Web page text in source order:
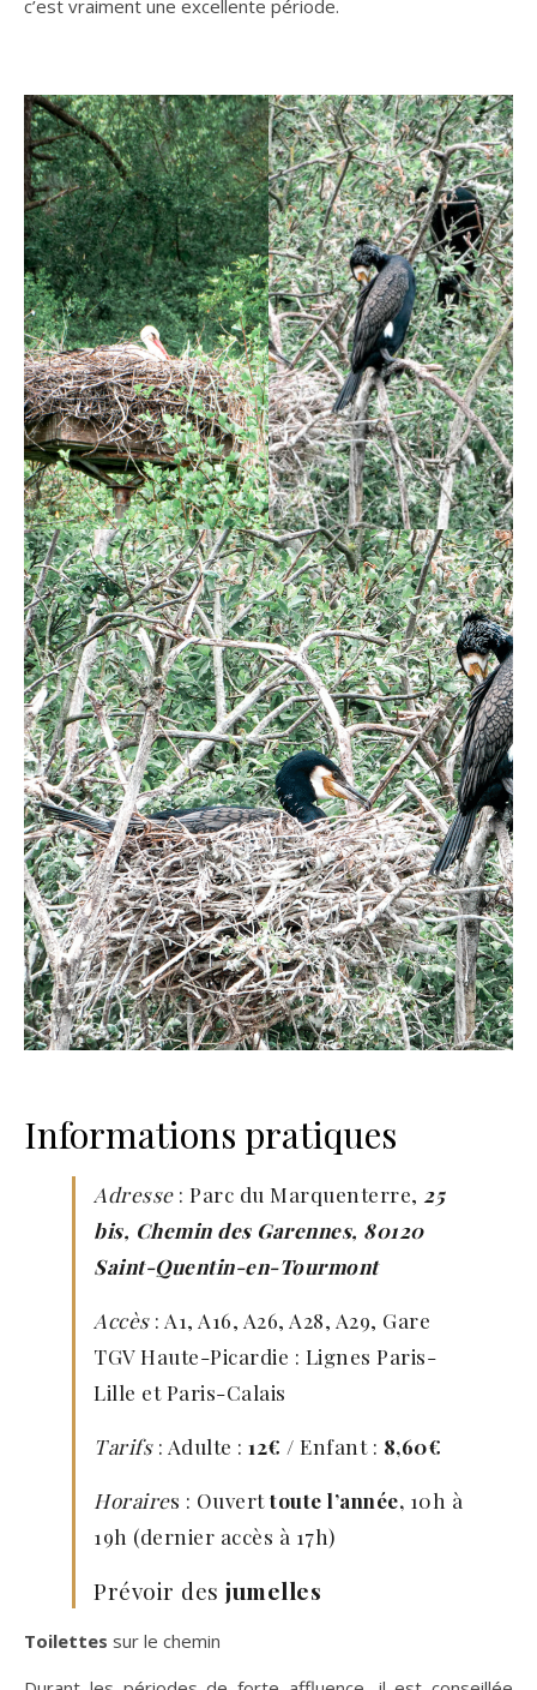
c’est vraiment une excellente période.
Informations pratiques
Adresse: Parc du Marquenterre, 25
bis, Chemin des Garennes, 80120
Saint-Quentin-en-Tourmont
Accès: A1, A16, A26, A28, A29, Gare
TGV Haute-Picardie : Lignes Paris-
Lille et Paris-Calais
Tarifs: Adulte : 12€ / Enfant : 8,60€
Horaires : Ouverttoute l’année, 10h à
19h (dernier accès à 17h)
Prévoir des jumelles
Toilettes sur le chemin